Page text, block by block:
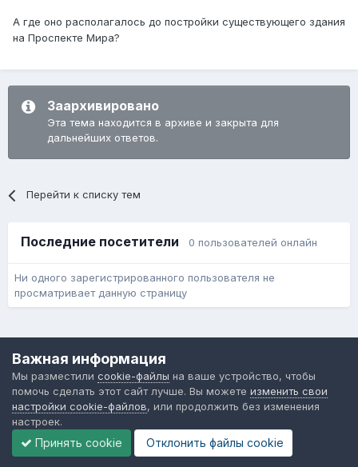
А где оно располагалось до постройки существующего здания
на Проспекте Мира?
Заархивировано
Эта тема находится в архиве и закрыта для
дальнейших ответов.
Перейти к списку тем
Последние посетители 0 пользователей онлайн
Ни одного зарегистрированного пользователя не
просматривает данную страницу
Форум общественного транспорта
Powered by Invision Community
Важная информация
Мы разместили cookie-файлы на ваше устройство, чтобы
помочь сделать этот сайт лучше. Вы можете изменить свои
настройки cookie-файлов, или продолжить без изменения
настроек.
Принять cookie Отклонить файлы сookie